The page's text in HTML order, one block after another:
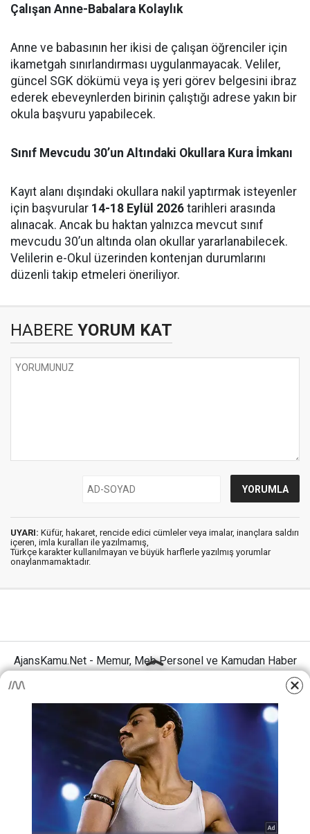
Çalışan Anne-Babalara Kolaylık
Anne ve babasının her ikisi de çalışan öğrenciler için
ikametgah sınırlandırması uygulanmayacak. Veliler,
güncel SGK dökümü veya iş yeri görev belgesini ibraz
ederek ebeveynlerden birinin çalıştığı adrese yakın bir
okula başvuru yapabilecek.
Sınıf Mevcudu 30’un Altındaki Okullara Kura İmkanı
Kayıt alanı dışındaki okullara nakil yaptırmak isteyenler
için başvurular 14-18 Eylül 2026 tarihleri arasında
alınacak. Ancak bu haktan yalnızca mevcut sınıf
mevcudu 30’un altında olan okullar yararlanabilecek.
Velilerin e-Okul üzerinden kontenjan durumlarını
düzenli takip etmeleri öneriliyor.
HABERE YORUM KAT
UYARI: Küfür, hakaret, rencide edici cümleler veya imalar, inançlara saldırı
içeren, imla kuralları ile yazılmamış,
Türkçe karakter kullanılmayan ve büyük harflerle yazılmış yorumlar
onaylanmamaktadır.
AjansKamu.Net - Memur, Meb Personel ve Kamudan Haber
Künye İletişim
MEB Personel – Öğretmen Haberleri
Haber Portalı Yazılımı